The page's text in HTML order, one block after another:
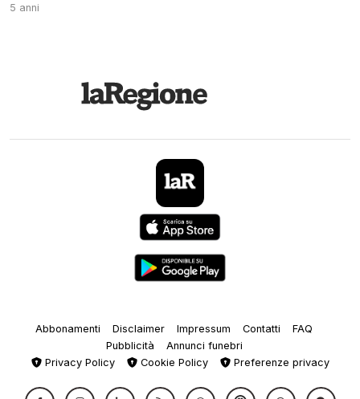
5 anni
Abbonamenti Disclaimer Impressum Contatti
FAQ
Pubblicità
Annunci funebri
Privacy Policy
Cookie Policy Preferenze privacy